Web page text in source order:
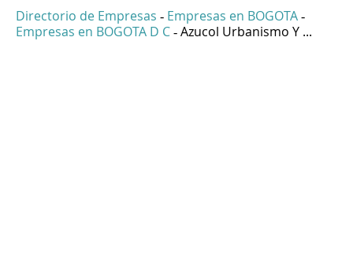
Directorio de Empresas - Empresas en BOGOTA -
Empresas en BOGOTA D C - Azucol Urbanismo Y ...